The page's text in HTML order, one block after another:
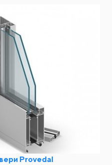
Provedal